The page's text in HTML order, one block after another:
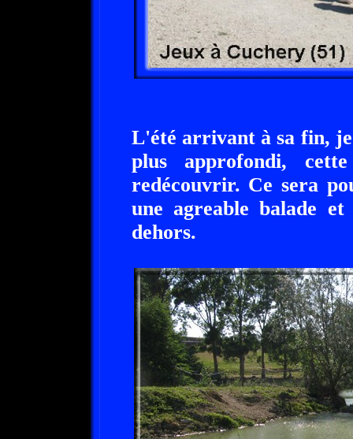
L'été arrivant à sa fin,
plus approfondi,
redécouvrir. Ce sera
une agreable balade
dehors.